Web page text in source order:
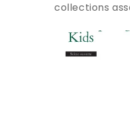
collections